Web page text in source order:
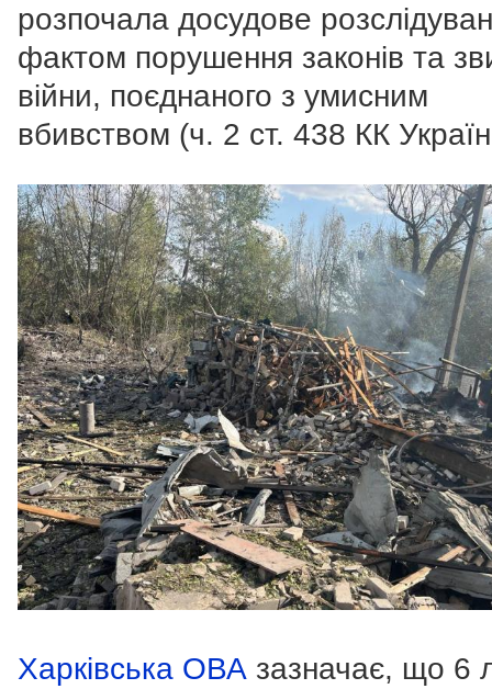
розпочала досудове
фактом порушення законів та
війни, поєднаного з умисним
вбивством (ч. 2 ст. 438 КК
Харківська ОВА зазначає, що 6